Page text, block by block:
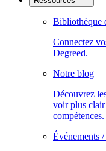
Bibliothèque
Connectez
Degreed.
Notre blog
Découvrez
voir plus clair
compétences.
Événements